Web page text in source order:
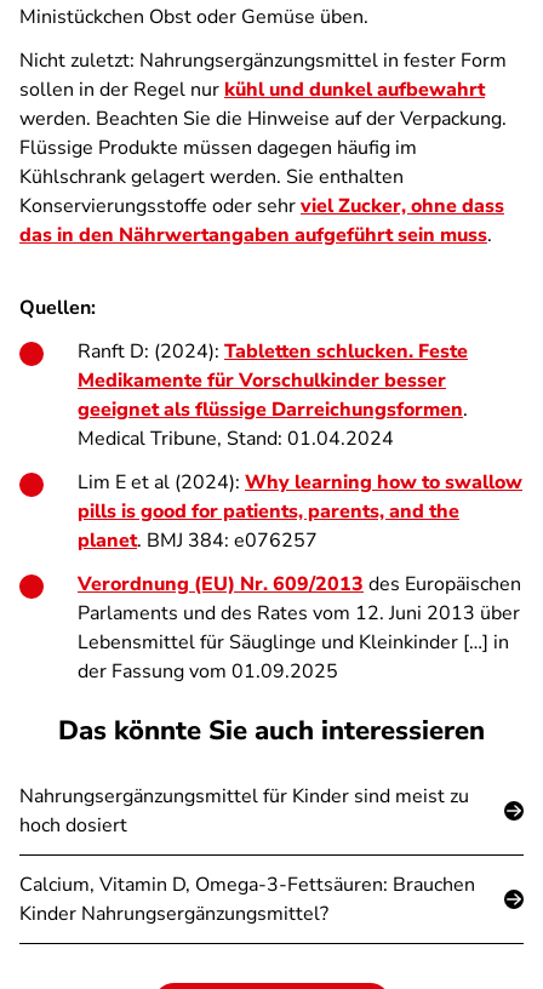
Ministückchen Obst oder Gemüse üben.
Nicht zuletzt: Nahrungsergänzungsmittel in fester Form
sollen in der Regel nur kühl und dunkel aufbewahrt
werden. Beachten Sie die Hinweise auf der Verpackung.
Flüssige Produkte müssen dagegen häufig im
Kühlschrank gelagert werden. Sie enthalten
Konservierungsstoffe oder sehrviel Zucker, ohne dass
das in den Nährwertangaben aufgeführt sein muss.
Quellen:
Ranft D: (2024): Tabletten schlucken. Feste
Medikamente für Vorschulkinder besser
geeignet als flüssige Darreichungsformen.
Medical Tribune, Stand: 01.04.2024
Lim E et al (2024): Why learning how to swallow
pills is good for patients, parents, and the
planet. BMJ 384: e076257
Verordnung (EU) Nr. 609/2013 des Europäischen
Parlaments und des Rates vom 12. Juni 2013 über
Lebensmittel für Säuglinge und Kleinkinder […] in
der Fassung vom 01.09.2025
Das könnte Sie auch interessieren
Nahrungsergänzungsmittel für Kinder sind meist zu
hoch dosiert
Calcium, Vitamin D, Omega-3-Fettsäuren: Brauchen
Kinder Nahrungsergänzungsmittel?